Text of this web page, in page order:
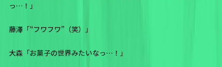
っ…！」
藤澤「“フワフワ”（笑）」
大森「お菓子の世界みたいなっ…！」